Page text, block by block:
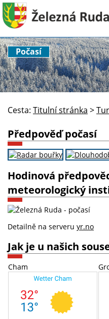
Počasí
Cesta: Titulní stránka >
Předpověď počasí
Hodinová
meteorologický
Detailně na serveru yr.no
Jak je u našich
Cham